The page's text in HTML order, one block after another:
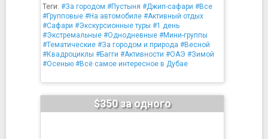
Теги: #За городом #Пустыня #Джип-сафари #Все
#Групповые #На автомобиле #Активный отдых
#Сафари #Экскурсионные туры #1 день
#Экстремальные #Однодневные #Мини-группы
#Тематические #За городом и природа #Весной
#Квадроциклы #Багги #Активности #ОАЭ #Зимой
#Осенью #Всё самое интересное в Дубае
$350 за одного